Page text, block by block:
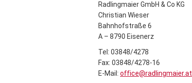
Radlingmaier GmbH & Co KG
Christian Wieser
Bahnhofstraße 6
A – 8790 Eisenerz
Tel: 03848/4278
Fax: 03848/4278-16
E-Mail: office@radlingmaier.at